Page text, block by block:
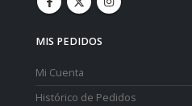
MIS PEDIDOS
Mi Cuenta
Histórico de Pedidos